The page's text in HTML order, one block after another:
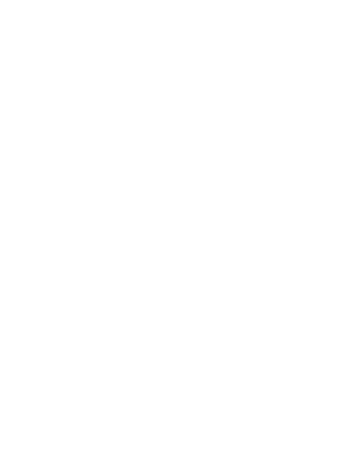
को “सबका साथ सबका विकास – जनता की आकांक्षाओं को पूरा करना” विषय पर